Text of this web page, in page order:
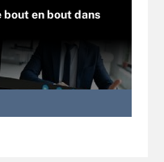
en bout dans